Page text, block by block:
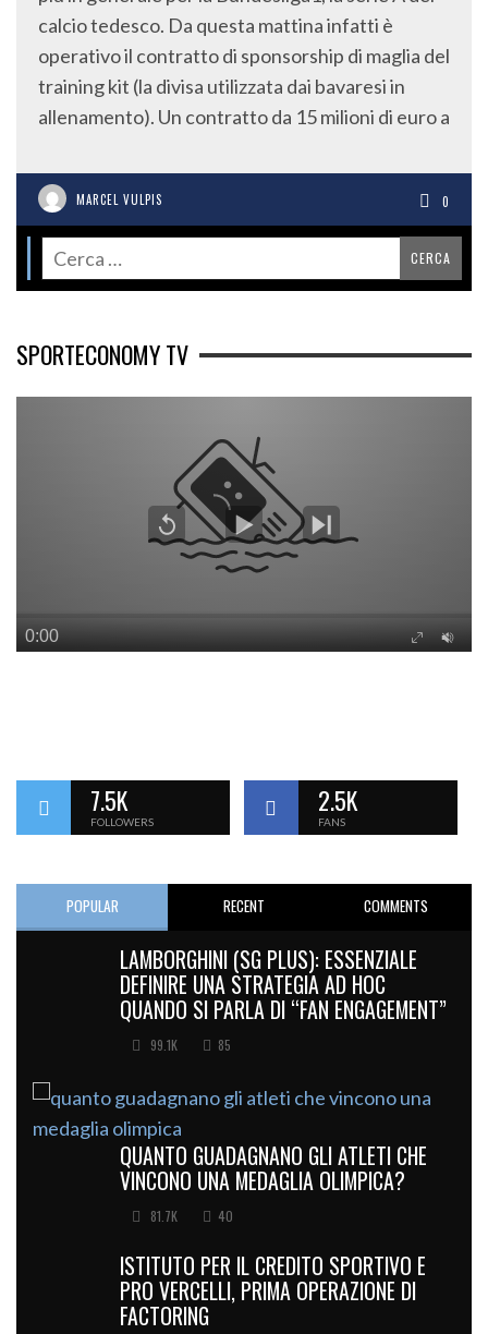
calcio tedesco. Da questa mattina infatti è
operativo il contratto di sponsorship di maglia del
training kit (la divisa utilizzata dai bavaresi in
allenamento). Un contratto da 15 milioni di euro a
MARCEL VULPIS 0
SPORTECONOMY TV
7.5K
FOLLOWERS
2.5K
FANS
POPULAR RECENT COMMENTS
LAMBORGHINI (SG PLUS): ESSENZIALE
DEFINIRE UNA STRATEGIA AD HOC
QUANDO SI PARLA DI “FAN ENGAGEMENT”
99.1K 85
QUANTO GUADAGNANO GLI ATLETI CHE
VINCONO UNA MEDAGLIA OLIMPICA?
81.7K 40
ISTITUTO PER IL CREDITO SPORTIVO E
PRO VERCELLI, PRIMA OPERAZIONE DI
FACTORING